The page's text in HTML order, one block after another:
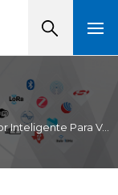
3 Beneficios Del Cargador Inteligente Para Vehículos Eléctricos